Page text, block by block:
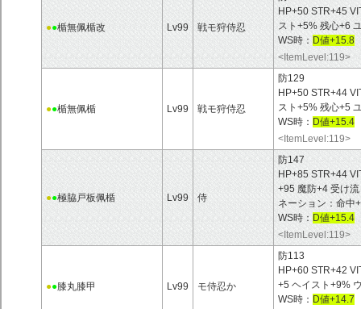
●●楯無佩楯改 Lv99 戦モ狩侍忍
HP+50 STR+45
スト+5% 残心+6
WS時： D値+15.8
<ItemLevel:119>
●●楯無佩楯 Lv99 戦モ狩侍忍
防129
HP+50 STR+44
スト+5% 残心+5
WS時： D値+15.4
<ItemLevel:119>
●●極脇戸板佩楯 Lv99 侍
防147
HP+85 STR+44
+95 魔防+4 受け
ネーション：命中
WS時： D値+15.4
<ItemLevel:119>
●●膝丸膝甲 Lv99 モ侍忍か
防113
HP+60 STR+42
+5 ヘイスト+9%
WS時： D値+14.7